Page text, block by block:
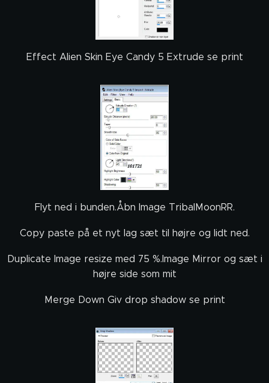
Effect Alien Skin Eye Candy 5 Extrude se print
Flyt ned i bunden.Åbn Image TribalMoonRR.
Copy paste på et nyt lag sæt til højre og lidt ned.
Duplicate Image resize med 75 %.Image Mirror og sæt i
højre side som mit
Merge Down Giv drop shadow se print